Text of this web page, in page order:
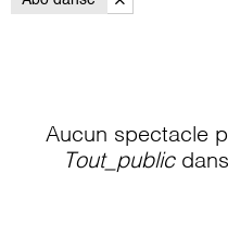
Aucun spectacle
Tout_public